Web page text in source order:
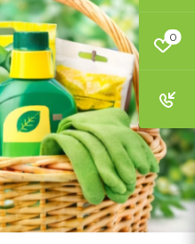
0